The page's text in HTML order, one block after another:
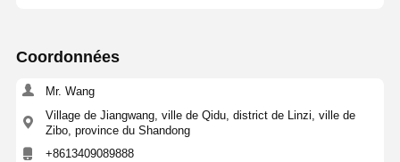
Coordonnées
Mr. Wang
Village de Jiangwang, ville de Qidu, district de Linzi, ville de
Zibo, province du Shandong
+8613409089888